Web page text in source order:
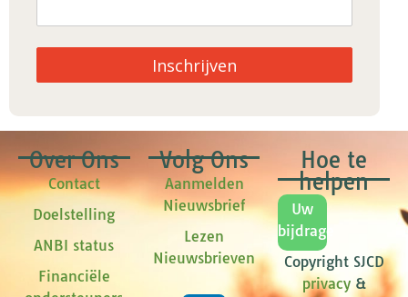
Inschrijven
Over Ons
Contact
Doelstelling
ANBI status
Financiële
Volg Ons
Aanmelden
Nieuwsbrief
Lezen
Nieuwsbrieven
Hoe te
helpen
Uw
bijdrage
Copyright SJCD
privacy&